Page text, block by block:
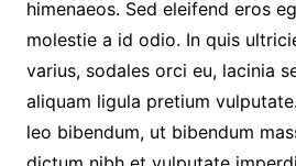
himenaeos. Sed eleifend eros
molestie a id odio. In quis
varius, sodales orci eu, lacinia
aliquam ligula pretium
leo bibendum, ut bibendum